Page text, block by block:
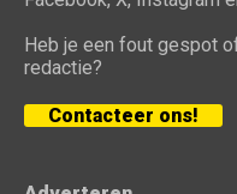
Heb je een fout gespot
redactie?
Contacteer ons!